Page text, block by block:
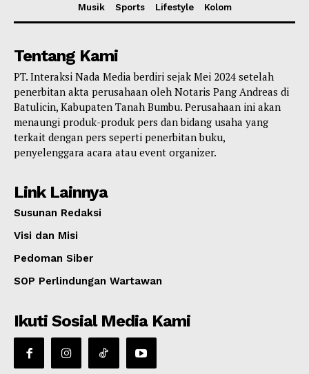
Musik
Sports Lifestyle Kolom
Tentang Kami
PT. Interaksi Nada Media berdiri sejak Mei 2024 setelah
penerbitan akta perusahaan oleh Notaris Pang Andreas di
Batulicin, Kabupaten Tanah Bumbu. Perusahaan ini akan
menaungi produk-produk pers dan bidang usaha yang
terkait dengan pers seperti penerbitan buku,
penyelenggara acara atau event organizer.
Link Lainnya
Susunan Redaksi
Visi dan Misi
Pedoman Siber
SOP Perlindungan Wartawan
Ikuti Sosial Media Kami